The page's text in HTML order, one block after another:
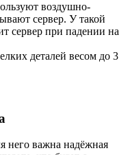
воздушно-
сервер. У такой
сервер при падении на
деталей весом до 3
него важна надёжная